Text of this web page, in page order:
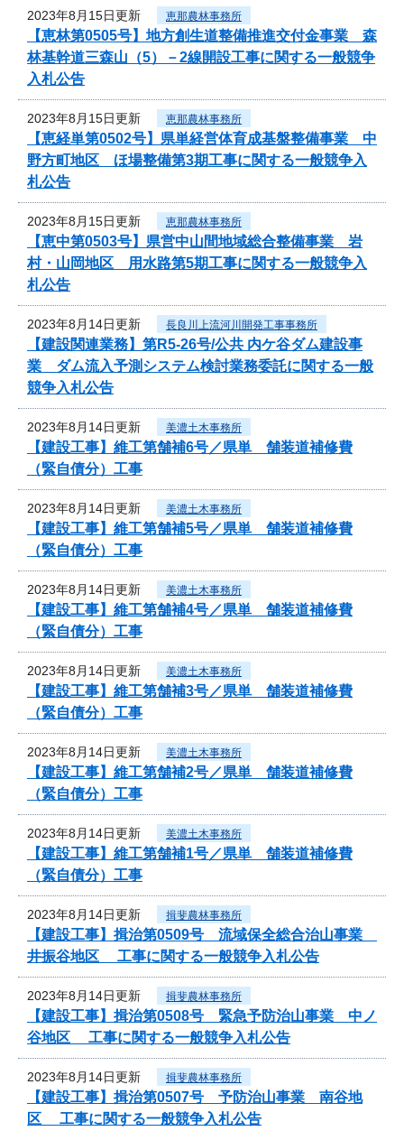
2023年8月15日更新 恵那農林事務所
【恵林第0505号】地方創生道整備推進交付金事業 森
林基幹道三森山（5）－2線開設工事に関する一般競争
入札公告
2023年8月15日更新 恵那農林事務所
【恵経単第0502号】県単経営体育成基盤整備事業 中
野方町地区 ほ場整備第3期工事に関する一般競争入
札公告
2023年8月15日更新 恵那農林事務所
【恵中第0503号】県営中山間地域総合整備事業 岩
村・山岡地区 用水路第5期工事に関する一般競争入
札公告
2023年8月14日更新 長良川上流河川開発工事事務所
【建設関連業務】第R5-26号/公共 内ケ谷ダム建設事
業 ダム流入予測システム検討業務委託に関する一般
競争入札公告
2023年8月14日更新 美濃土木事務所
【建設工事】維工第舗補6号／県単 舗装道補修費
（緊自債分）工事
2023年8月14日更新 美濃土木事務所
【建設工事】維工第舗補5号／県単 舗装道補修費
（緊自債分）工事
2023年8月14日更新 美濃土木事務所
【建設工事】維工第舗補4号／県単 舗装道補修費
（緊自債分）工事
2023年8月14日更新 美濃土木事務所
【建設工事】維工第舗補3号／県単 舗装道補修費
（緊自債分）工事
2023年8月14日更新 美濃土木事務所
【建設工事】維工第舗補2号／県単 舗装道補修費
（緊自債分）工事
2023年8月14日更新 美濃土木事務所
【建設工事】維工第舗補1号／県単 舗装道補修費
（緊自債分）工事
2023年8月14日更新 揖斐農林事務所
【建設工事】揖治第0509号 流域保全総合治山事業
井振谷地区 工事に関する一般競争入札公告
2023年8月14日更新 揖斐農林事務所
【建設工事】揖治第0508号 緊急予防治山事業 中ノ
谷地区 工事に関する一般競争入札公告
2023年8月14日更新 揖斐農林事務所
【建設工事】揖治第0507号 予防治山事業 南谷地
区 工事に関する一般競争入札公告